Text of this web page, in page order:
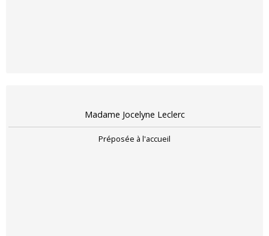
Madame Jocelyne Leclerc
Préposée à l'accueil